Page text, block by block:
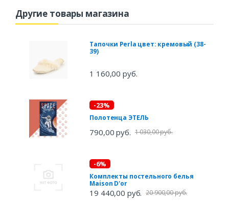
Другие товары магазина
Тапочки Perla цвет: кремовый (38-
39)
1 160,00 руб.
-23%
Полотенца ЭТЕЛЬ
790,00 руб. 1 030,00 руб.
-6%
Комплекты постельного белья
Maison D'or
19 440,00 руб. 20 900,00 руб.